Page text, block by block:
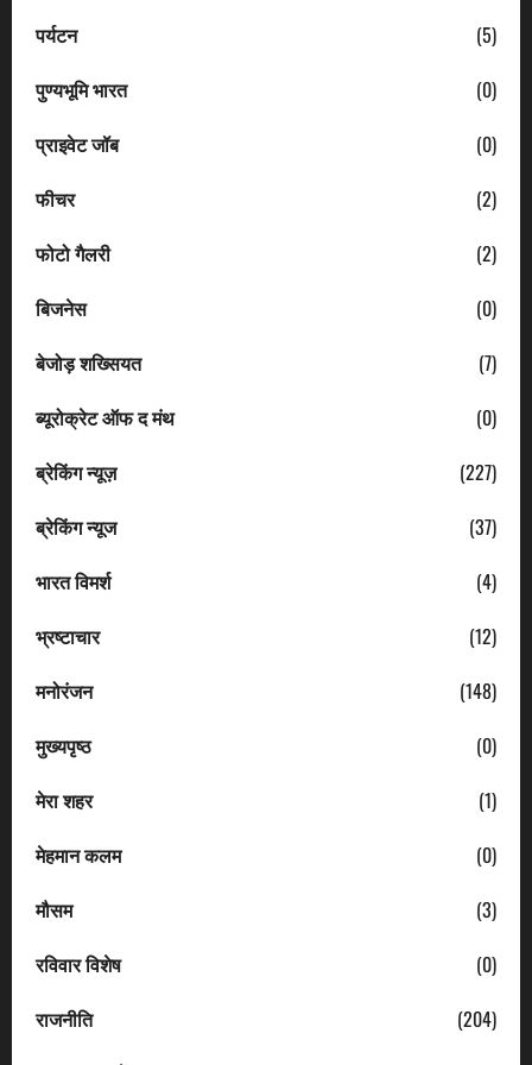
पर्यटन
(5)
पुण्यभूमि भारत
(0)
प्राइवेट जॉब
(0)
फीचर
(2)
फोटो गैलरी
(2)
बिजनेस
(0)
बेजोड़ शख्सियत
(7)
ब्यूरोक्रेट ऑफ द मंथ
(0)
ब्रेकिंग न्यूज़
(227)
ब्रेकिंग न्यूज
(37)
भारत विमर्श
(4)
भ्रष्टाचार
(12)
मनोरंजन
(148)
मुख्यपृष्ठ
(0)
मेरा शहर
(1)
मेहमान कलम
(0)
मौसम
(3)
रविवार विशेष
(0)
राजनीति
(204)